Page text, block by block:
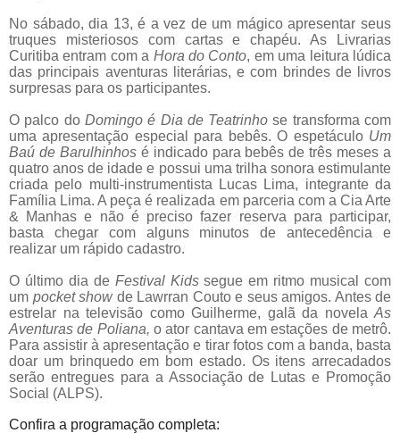
No sábado, dia 13, é a vez de um mágico apresentar seus
truques misteriosos com cartas e chapéu. As Livrarias
Curitiba entram com a Hora do Conto, em uma leitura lúdica
das principais aventuras literárias, e com brindes de livros
surpresas para os participantes.
O palco do Domingo é Dia de Teatrinho se transforma com
uma apresentação especial para bebês. O espetáculo Um
Baú de Barulhinhosé indicado para bebês de três meses a
quatro anos de idade e possui uma trilha sonora estimulante
criada pelo multi-instrumentista Lucas Lima, integrante da
Família Lima. A peça é realizada em parceria com a Cia Arte
& Manhas e não é preciso fazer reserva para participar,
basta chegar com alguns minutos de antecedência e
realizar um rápido cadastro.
O último dia de Festival Kidssegue em ritmo musical com
um pocket showde Lawrran Couto e seus amigos. Antes de
estrelar na televisão como Guilherme, galã da novela As
Aventuras de Poliana, o ator cantava em estações de metrô.
Para assistir à apresentação e tirar fotos com a banda, basta
doar um brinquedo em bom estado. Os itens arrecadados
serão entregues para a Associação de Lutas e Promoção
Social (ALPS).
Confira a programação completa: